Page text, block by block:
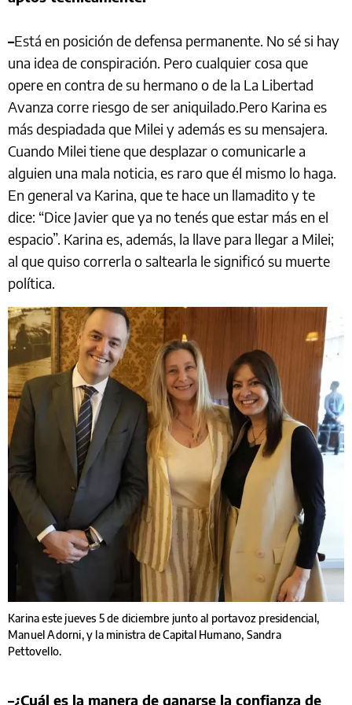
–Está en posición de defensa permanente. No sé si hay
una idea de conspiración. Pero cualquier cosa que
opere en contra de su hermano o de la La Libertad
Avanza corre riesgo de ser aniquilado.Pero Karina es
más despiadada que Milei y además es su mensajera.
Cuando Milei tiene que desplazar o comunicarle a
alguien una mala noticia, es raro que él mismo lo haga.
En general va Karina, que te hace un llamadito y te
dice: “Dice Javier que ya no tenés que estar más en el
espacio”. Karina es, además, la llave para llegar a Milei;
al que quiso correrla o saltearla le significó su muerte
política.
Karina este jueves 5 de diciembre junto al portavoz presidencial,
Manuel Adorni, y la ministra de Capital Humano, Sandra
Pettovello.
–¿Cuál es la manera de ganarse la confianza de